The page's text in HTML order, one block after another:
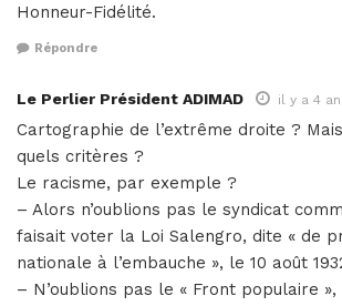
Honneur-Fidélité.
Répondre
Le Perlier Président ADIMAD il y a 4
Cartographie de l’extrême droite ?
quels critères ?
Le racisme, par exemple ?
– Alors n’oublions pas le syndicat
faisait voter la Loi Salengro, dite « de
nationale à l’embauche », le 10 août
– N’oublions pas le « Front populaire